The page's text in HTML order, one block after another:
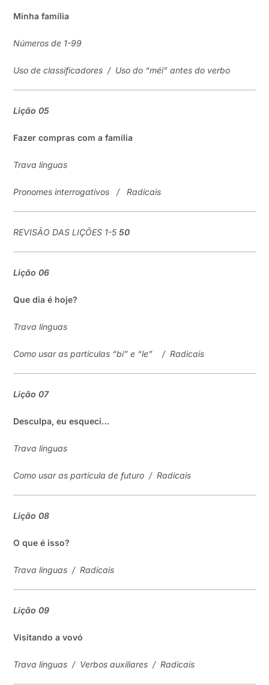
Minha família
Números de 1-99
Uso de classificadores / Uso do “méi” antes do verbo
Lição05
Fazer compras com a família
Trava línguas
Pronomes interrogativos /Radicais
REVISÃO DAS LIÇÕES 1-5 50
Lição06
Que dia é hoje?
Trava línguas
Como usar as partículas “bi” e “le” /Radicais
Lição07
Desculpa, eu esqueci…
Trava línguas
Como usar as partícula de futuro /Radicais
Lição08
O que é isso?
Trava línguas / Radicais
Lição 09
Visitando a vovó
Trava línguas / Verbos auxiliares / Radicais